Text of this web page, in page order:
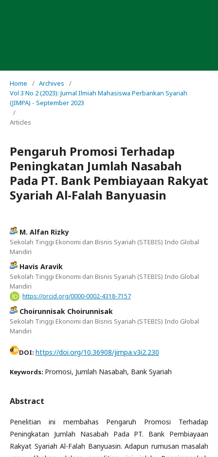
Home / Archives
/
Vol 3 No 2 (2023): Jurnal Ilmiah Mahasiswa Perbankan Syariah
(JIMPA) - September 2023
/
Articles
Pengaruh Promosi Terhadap
Peningkatan Jumlah Nasabah
Pada PT. Bank Pembiayaan Rakyat
Syariah Al-Falah Banyuasin
M. Alfan Rizky
Sekolah Tinggi Ekonomi dan Bisnis Syariah (STEBIS) Indo Global
Mandiri
Havis Aravik
Sekolah Tinggi Ekonomi dan Bisnis Syariah (STEBIS) Indo Global
Mandiri
https://orcid.org/0000-0002-4318-7157
Choirunnisak Choirunnisak
Sekolah Tinggi Ekonomi dan Bisnis Syariah (STEBIS) Indo Global
Mandiri
DOI: https://doi.org/10.36908/jimpa.v3i2.230
Keywords: Promosi, Jumlah Nasabah, Bank Syariah
Abstract
Penelitian ini membahas Pengaruh Promosi Terhadap
Peningkatan Jumlah Nasabah Pada PT. Bank Pembiayaan
Rakyat Syariah Al-Falah Banyuasin. Adapun rumusan masalah